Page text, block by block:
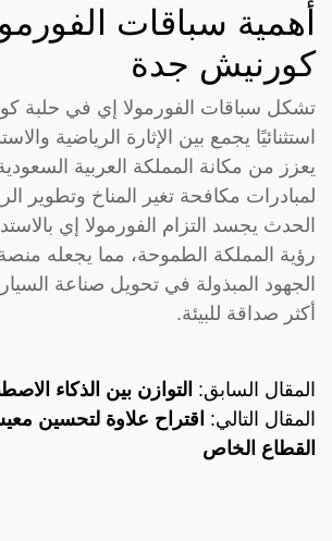
أهمية سباقات
كورنيش جدة
تشكل سباقات الفورمولا إي في حلبة
استثنائيًا يجمع بين الإثارة الرياضية
يعزز من مكانة المملكة العربية
لمبادرات مكافحة تغير المناخ وتطوير
الحدث يجسد التزام الفورمولا إي
رؤية المملكة الطموحة، مما يجعله منصة
الجهود المبذولة في تحويل صناعة
أكثر صداقة للبيئة.
المقال السابق: التوازن بين الذكاء
المقال التالي: اقتراح علاوة لتحسين
القطاع الخاص